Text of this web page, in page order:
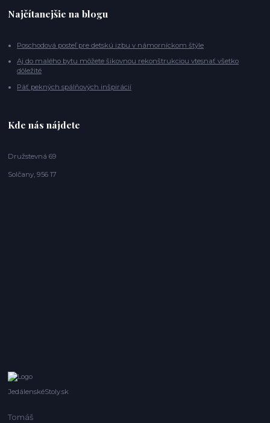
Najčítanejšie na blogu
Poschodová posteľ pre detskú izbu v námorníckom štýle
Aj do malého bytu môžete šikovnou rekonštrukciou vtesnať všetko
dôležité
Päť pekných spálňových inšpirácií
Kde nás nájdete
Družstevná 69
Solčany, 956 17
JedálenskéStoly.sk
Tomáš